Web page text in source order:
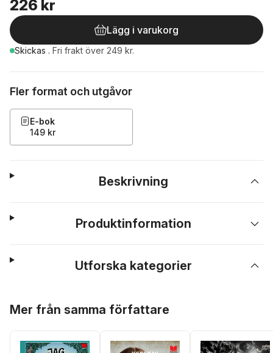
226 kr
Lägg i varukorg
Skickas . Fri frakt över 249 kr.
Fler format och utgåvor
E-bok
149 kr
Beskrivning
Produktinformation
Utforska kategorier
Mer från samma författare